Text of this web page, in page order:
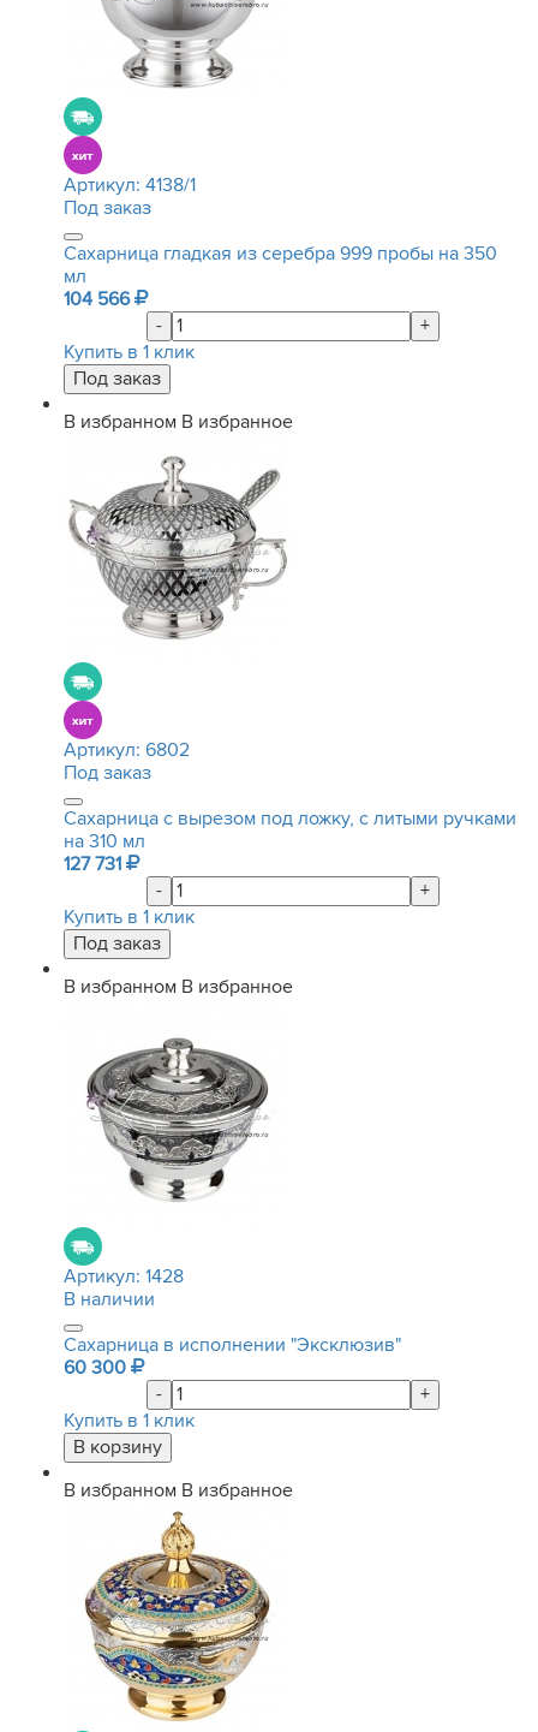
Артикул: 4138/1
Под заказ
Сахарница гладкая из серебра 999 пробы на 350
мл
104 566
-
+
Купить в 1 клик
В избранном В избранное
Артикул: 6802
Под заказ
Сахарница с вырезом под ложку, с литыми ручками
на 310 мл
127 731
-
+
Купить в 1 клик
В избранном В избранное
Артикул: 1428
В наличии
Сахарница в исполнении "Эксклюзив"
60 300
-
+
Купить в 1 клик
В избранном В избранное